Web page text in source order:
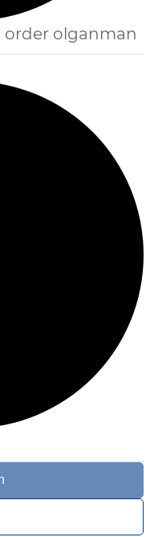
order olganman